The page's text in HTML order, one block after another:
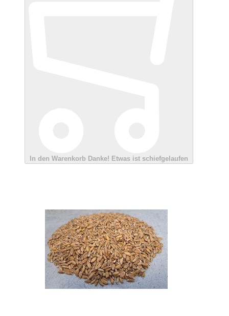
In den Warenkorb Danke! Etwas ist schiefgelaufen